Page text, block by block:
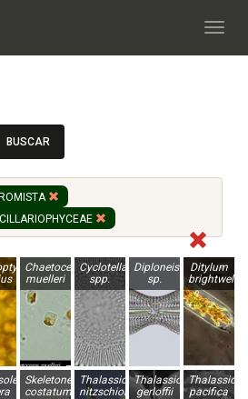
BUSCAR
Chaetoceros
muelleri
Cyclotella
spp.
Diploneis
sp.
Ditylum
brightwellii
Skeletonema
costatum
Thalassionema
nitzschioides
Thalassiosira
gerloffii
pacifica